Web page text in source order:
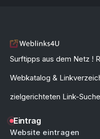
Surftipps aus dem Netz !
Webkatalog &
zielgerichteten Link-
Eintrag
Website eintragen